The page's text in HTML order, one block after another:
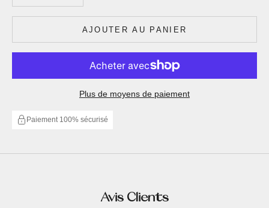
AJOUTER AU PANIER
Plus de moyens de paiement
Paiement 100% sécurisé
Avis Clients